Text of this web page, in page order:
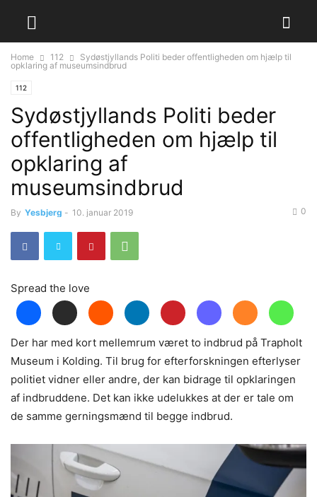
Home 112
Sydøstjyllands Politi beder offentligheden om hjælp til
opklaring af museumsindbrud
112
Sydøstjyllands Politi beder
offentligheden om hjælp til
opklaring af
museumsindbrud
By Yesbjerg - 10. januar 2019 0
Spread the love
Der har med kort mellemrum været to indbrud på Trapholt
Museum i Kolding. Til brug for efterforskningen efterlyser
politiet vidner eller andre, der kan bidrage til opklaringen
af indbruddene. Det kan ikke udelukkes at der er tale om
de samme gerningsmænd til begge indbrud.